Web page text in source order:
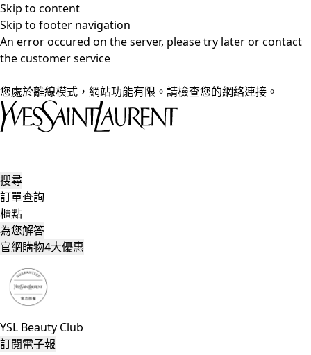
Skip to content
Skip to footer navigation
An error occured on the server, please try later or contact
the customer service
您處於離線模式，網站功能有限。請檢查您的網絡連接。
搜尋
訂單查詢
櫃點
為您解答
官網購物4大優惠
YSL Beauty Club
訂閱電子報